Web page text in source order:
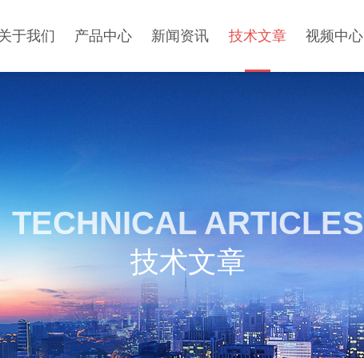
于我们 产品中心 新闻资讯 技术文章 视频中心
TECHNICAL ARTICLES
技术文章